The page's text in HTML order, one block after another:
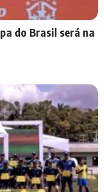
do Brasil será na